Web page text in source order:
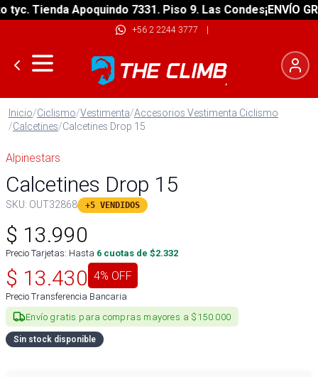
Tienda Apoquindo 7331. Piso 9. Las Condes¡ENVÍO
+56 2 2244 3777 |
Inicio/Ciclismo/Vestimenta/Accesorios Vestimenta Ciclismo
/Calcetines/Calcetines Drop 15
Alpinestars
Calcetines Drop 15
SKU: OUT32868 +5 VENDIDOS
$ 13.990
Precio Tarjetas: Hasta 6 cuotas de $2.332
$ 13.430 4% OFF
Precio Transferencia Bancaria
Envío gratis para compras mayores a $150.000
Sin stock disponible